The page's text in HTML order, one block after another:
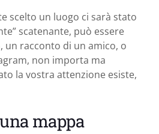
scelto un luogo ci sarà stato
scatenante, può essere
un racconto di un amico, o
non importa ma
la vostra attenzione esiste,
mappa